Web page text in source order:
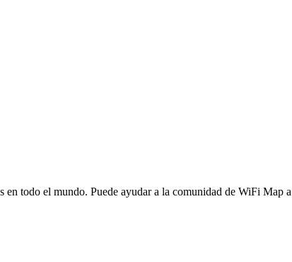
todo el mundo. Puede ayudar a la comunidad de WiFi Map